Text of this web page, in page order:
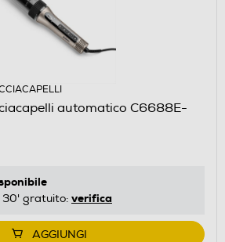
automatico C6688E-
30' gratuito: verifica
AGGIUNGI